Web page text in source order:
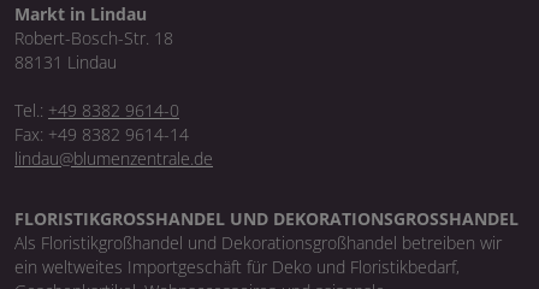
Markt in Lindau
Robert-Bosch-Str. 18
88131 Lindau
Tel.: +49 8382 9614-0
Fax: +49 8382 9614-14
lindau@blumenzentrale.de
FLORISTIKGROSSHANDEL UND DEKORATIONSGROSSHANDEL
Als Floristikgroßhandel und Dekorationsgroßhandel betreiben wir
ein weltweites Importgeschäft für Deko und Floristikbedarf,